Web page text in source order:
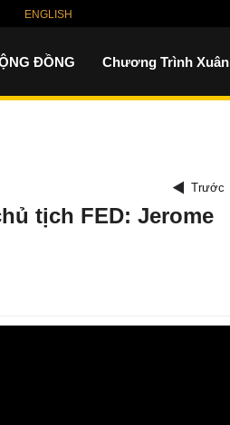
ENGLISH
ĐỒNG Chương Trình Xuân
Trước
tịch FED: Jerome